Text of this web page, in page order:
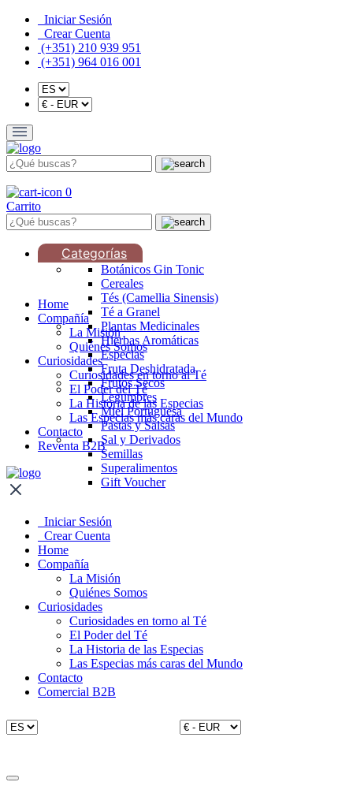
Iniciar Sesión
Crear Cuenta
(+351) 210 939 951
(+351) 964 016 001
0
Carrito
Categorías
Botánicos Gin Tonic
Cereales
Tés (Camellia Sinensis)
Té a Granel
Plantas Medicinales
Hierbas Aromáticas
Especias
Fruta Deshidratada
Frutos Secos
Legumbres
Miel Portuguesa
Pastas y Salsas
Sal y Derivados
Semillas
Superalimentos
Gift Voucher
Home
Compañía
La Misión
Quiénes Somos
Curiosidades
Curiosidades en torno al Té
El Poder del Té
La Historia de las Especias
Las Especias más caras del Mundo
Contacto
Reventa B2B
Iniciar Sesión
Crear Cuenta
Home
Compañía
La Misión
Quiénes Somos
Curiosidades
Curiosidades en torno al Té
El Poder del Té
La Historia de las Especias
Las Especias más caras del Mundo
Contacto
Comercial B2B